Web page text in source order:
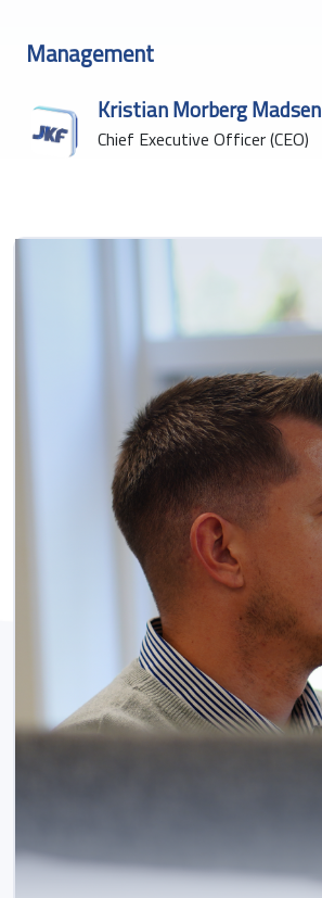
Management
Kristian Morberg Madsen
Chief Executive Officer (CEO)